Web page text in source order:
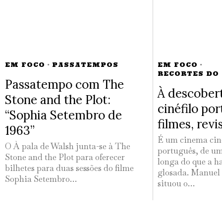
EM FOCO · PASSATEMPOS
Passatempo com The
Stone and the Plot:
“Sophia Setembro de
1963”
O À pala de Walsh junta-se à The
Stone and the Plot para oferecer
bilhetes para duas sessões do filme
Sophia Setembro…
EM FOCO ·
RECORTES
À
cinéfilo
filmes,
É um cinema
português, de
longa do que a
glosada.
situou o…